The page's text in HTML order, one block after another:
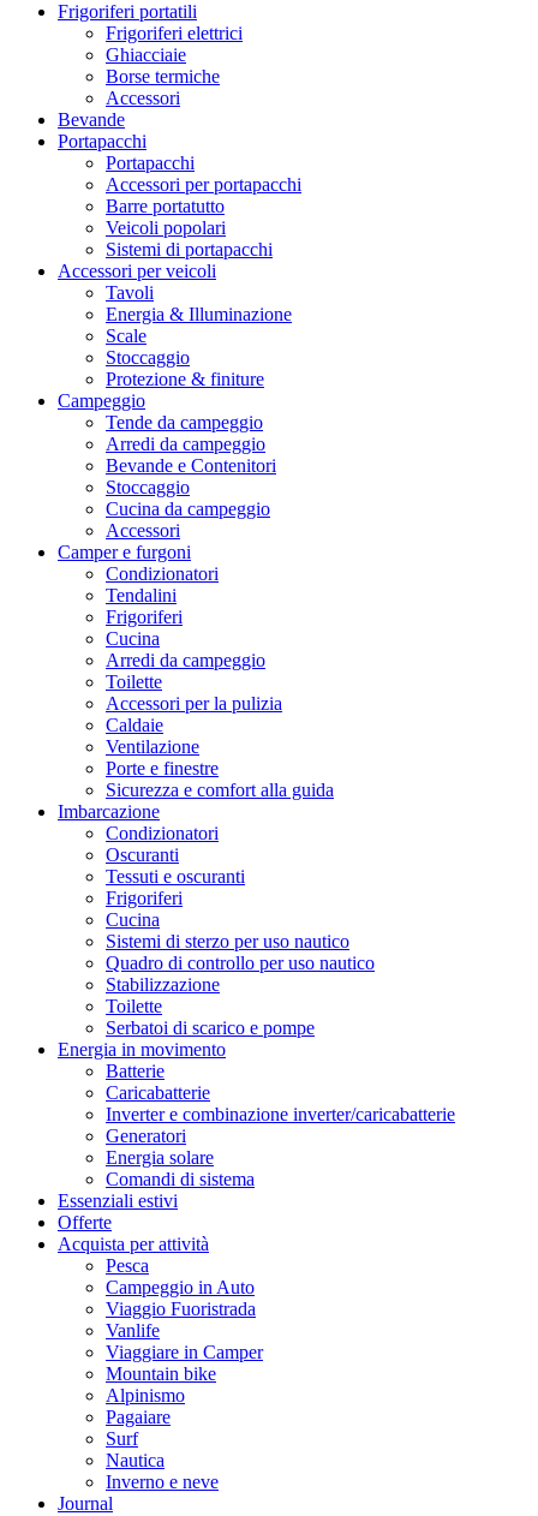
Frigoriferi portatili
Frigoriferi elettrici
Ghiacciaie
Borse termiche
Accessori
Bevande
Portapacchi
Portapacchi
Accessori per portapacchi
Barre portatutto
Veicoli popolari
Sistemi di portapacchi
Accessori per veicoli
Tavoli
Energia & Illuminazione
Scale
Stoccaggio
Protezione & finiture
Campeggio
Tende da campeggio
Arredi da campeggio
Bevande e Contenitori
Stoccaggio
Cucina da campeggio
Accessori
Camper e furgoni
Condizionatori
Tendalini
Frigoriferi
Cucina
Arredi da campeggio
Toilette
Accessori per la pulizia
Caldaie
Ventilazione
Porte e finestre
Sicurezza e comfort alla guida
Imbarcazione
Condizionatori
Oscuranti
Tessuti e oscuranti
Frigoriferi
Cucina
Sistemi di sterzo per uso nautico
Quadro di controllo per uso nautico
Stabilizzazione
Toilette
Serbatoi di scarico e pompe
Energia in movimento
Batterie
Caricabatterie
Inverter e combinazione inverter/caricabatterie
Generatori
Energia solare
Comandi di sistema
Essenziali estivi
Offerte
Acquista per attività
Pesca
Campeggio in Auto
Viaggio Fuoristrada
Vanlife
Viaggiare in Camper
Mountain bike
Alpinismo
Pagaiare
Surf
Nautica
Inverno e neve
Journal